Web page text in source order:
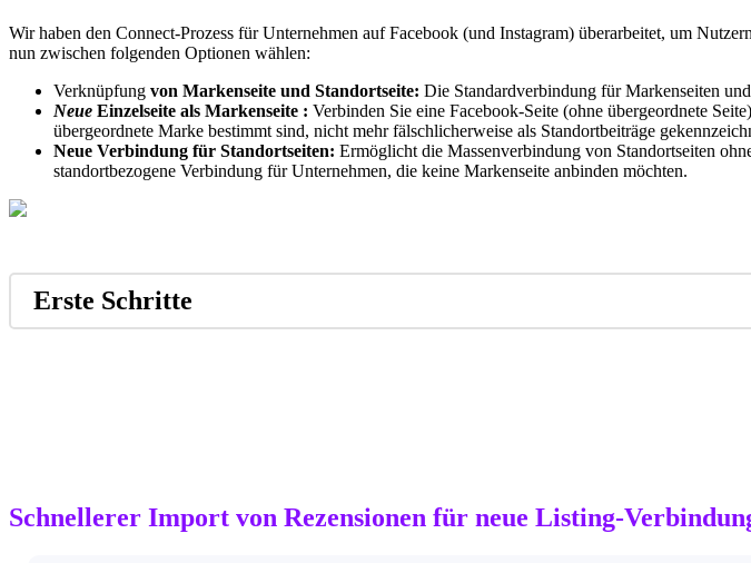
Wir haben den Connect-Prozess für Unternehmen auf Facebook (und Instagram) überarbeitet, um
nun zwischen folgenden Optionen wählen:
Verknüpfung von Markenseite und Standortseite: Die Standardverbindung für Markenseiten
Neue Einzelseite als Markenseite : Verbinden Sie eine Facebook-Seite (ohne übergeordnete
übergeordnete Marke bestimmt sind, nicht mehr fälschlicherweise als Standortbeiträge
Neue Verbindung für Standortseiten: Ermöglicht die Massenverbindung von Standortseiten
standortbezogene Verbindung für Unternehmen, die keine Markenseite anbinden möchten.
Erste Schritte
Schnellerer Import von Rezensionen für neue Listing-